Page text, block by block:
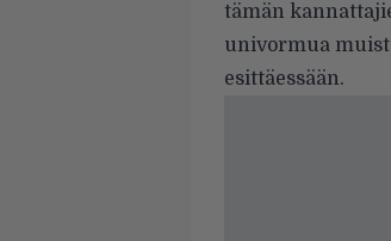
tämän
univormua
esittäessään.